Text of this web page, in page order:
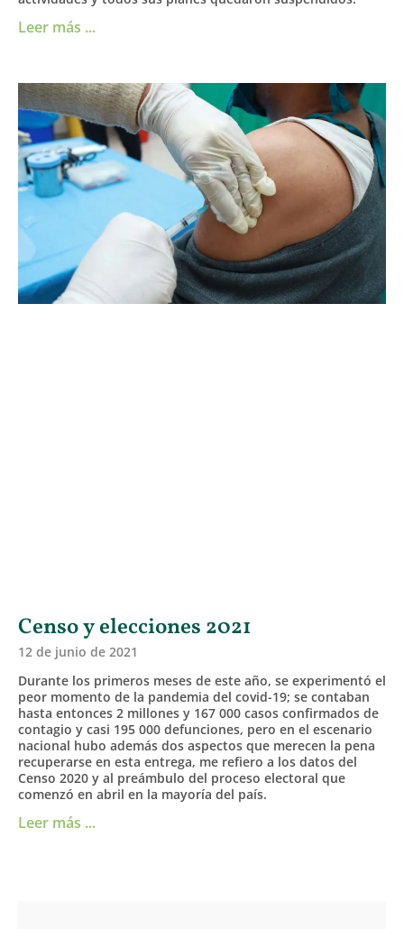
Leer más ...
Censo y elecciones 2021
12 de junio de 2021
Durante los primeros meses de este año, se experimentó el
peor momento de la pandemia del covid-19; se contaban
hasta entonces 2 millones y 167 000 casos confirmados de
contagio y casi 195 000 defunciones, pero en el escenario
nacional hubo además dos aspectos que merecen la pena
recuperarse en esta entrega, me refiero a los datos del
Censo 2020 y al preámbulo del proceso electoral que
comenzó en abril en la mayoría del país.
Leer más ...